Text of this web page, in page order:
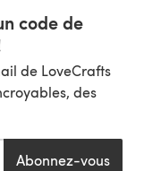
code de
de LoveCrafts
des
Abonnez-vous